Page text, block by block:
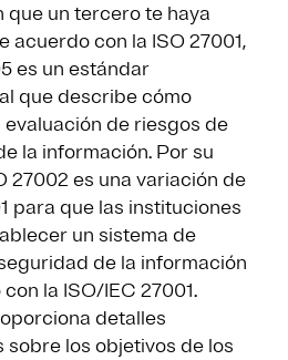
que un tercero te haya
acuerdo con la ISO 27001,
es un estándar
que describe cómo
evaluación de riesgos de
la información. Por su
27002 es una variación de
para que las instituciones
un sistema de
de la información
la ISO/IEC 27001.
detalles
sobre los objetivos de los